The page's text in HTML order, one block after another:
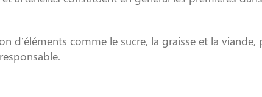
d’éléments comme le sucre, la graisse et la viande,